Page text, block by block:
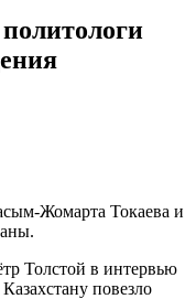
Жомарта Токаева и
Толстой в интервью
повезло